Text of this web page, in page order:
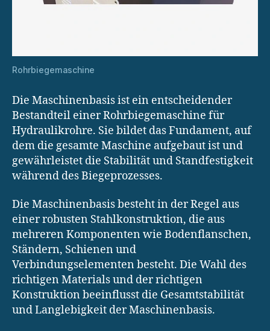
Rohrbiegemaschine
Die Maschinenbasis ist ein entscheidender
Bestandteil einer Rohrbiegemaschine für
Hydraulikrohre. Sie bildet das Fundament, auf
dem die gesamte Maschine aufgebaut ist und
gewährleistet die Stabilität und Standfestigkeit
während des Biegeprozesses.
Die Maschinenbasis besteht in der Regel aus
einer robusten Stahlkonstruktion, die aus
mehreren Komponenten wie Bodenflanschen,
Ständern, Schienen und
Verbindungselementen besteht. Die Wahl des
richtigen Materials und der richtigen
Konstruktion beeinflusst die Gesamtstabilität
und Langlebigkeit der Maschinenbasis.